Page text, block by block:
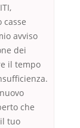
avviso
dei
il tempo
che
tuo